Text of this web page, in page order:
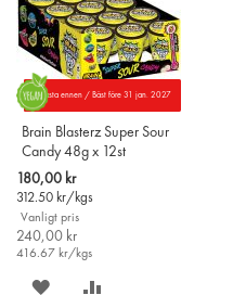
Parasta ennen / Bäst före 31 jan. 2027
Brain Blasterz Super Sour
Candy 48g x 12st
Special
Price
180,00 kr
312.50 kr/kgs
Vanligt pris
240,00 kr
416.67 kr/kgs
SPARA